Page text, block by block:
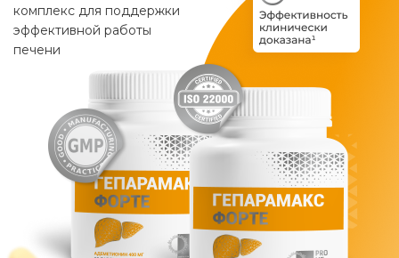
комплекс для поддержки
эффективной работы
печени